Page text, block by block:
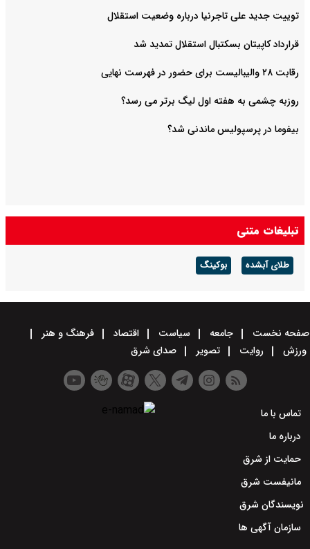
توییت جدید علی تاجرنیا درباره وضعیت استقلال
قرارداد کاپیتان بسکتبال استقلال تمدید شد
رقابت ۲۸ والیبالیست برای حضور در فهرست نهایی
روزبه چشمی به هفته اول لیگ برتر می رسد؟
بیفوما در پرسپولیس ماندنی شد؟
تبلیغات متنی
طلای آبشده بوکینگ
صفحه نخست جامعه سیاست اقتصاد
فرهنگ و هنر
ورزش
روایت تصویر صدای شرق
تماس با ما
درباره ما
حمایت از شرق
مانیفست شرق
نویسندگان شرق
سازمان آگهی ها